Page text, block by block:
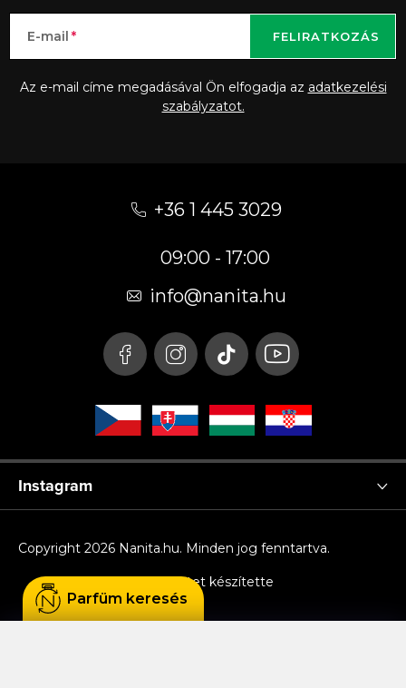
E-mail
Az e-mail címe megadásával Ön elfogadja az adatkezelési
szabályzatot.
FELIRATKOZÁS
+36 1 445 3029
09:00 - 17:00
info@nanita.hu
Instagram
Shoptet készítette
Copyright 2026 Nanita.hu. Minden jog fenntartva.
Parfüm keresés